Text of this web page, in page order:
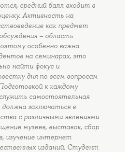
средний балл входит в
Активность на
как предмет
– область
особенно важна
на семинарах, это
найти фокус и
дня по всем вопросам
к каждому
самостоятельная
заключаться в
с различными явлениями
музеев, выставок, сбор
изучение интернет
изданий. Студент